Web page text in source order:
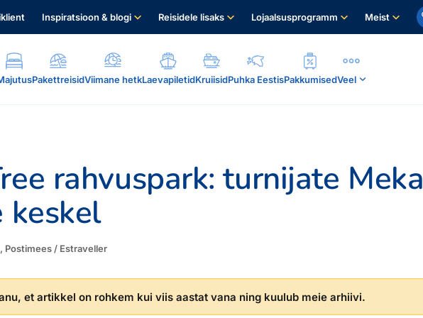
Inspiratsioon & blogi Reisidele lisaks Lojaalsusprogramm Meist
PakettreisidViimane hetkLaevapiletidKruiisidPuhka EestisPakkumisedVeel
rahvuspark: turnijate Meka
keskel
Postimees / Estraveller
et artikkel on rohkem kui viis aastat vana ning kuulub meie arhiivi.